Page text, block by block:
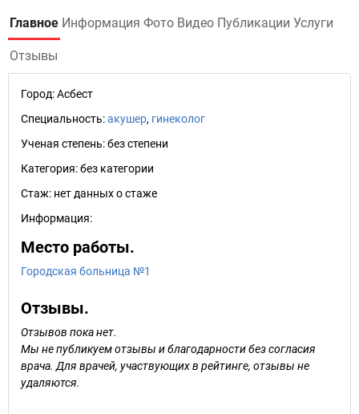
Главное Информация Фото Видео Публикации Услуги
Отзывы
Город:Асбест
Специальность:акушер, гинеколог
Ученая степень:без степени
Категория:без категории
Стаж: нет данных о стаже
Информация:
Место работы.
Городская больница №1
Отзывы.
Отзывов пока нет.
Мы не публикуем отзывы и благодарности без согласия
врача. Для врачей, участвующих в рейтинге, отзывы не
удаляются.